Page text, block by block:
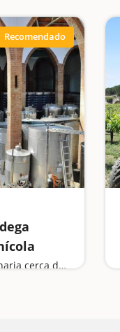
Recomendado
Descubrimos una bodega centenaria cerca del mar hecho uno por discípulo de Antoni Gaudí